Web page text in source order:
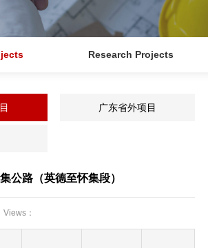
Research Projects
广东省外项目
公路（英德至怀集段）
Views：